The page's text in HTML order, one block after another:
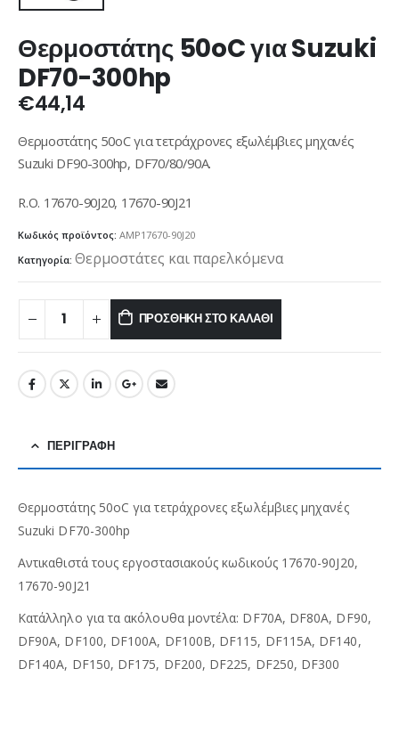
Θερμοστάτης 50oC για Suzuki
DF70-300hp
€44,14
Θερμοστάτης 50oC για τετράχρονες εξωλέμβιες μηχανές
Suzuki DF90-300hp, DF70/80/90A.
R.O. 17670-90J20, 17670-90J21
Κωδικός προϊόντος: AMP17670-90J20
Κατηγορία: Θερμοστάτες και παρελκόμενα
ΠΡΟΣΘΉΚΗ ΣΤΟ ΚΑΛΆΘΙ
ΠΕΡΙΓΡΑΦΉ
Θερμοστάτης 50oC για τετράχρονες εξωλέμβιες μηχανές
Suzuki DF70-300hp
Αντικαθιστά τους εργοστασιακούς κωδικούς 17670-90J20,
17670-90J21
Κατάλληλο για τα ακόλουθα μοντέλα: DF70A, DF80A, DF90,
DF90A, DF100, DF100A, DF100B, DF115, DF115A, DF140,
DF140A, DF150, DF175, DF200, DF225, DF250, DF300